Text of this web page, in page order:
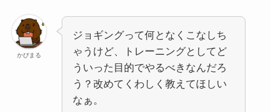
かぴまる
ジョギングって何となくこなしち
ゃうけど、トレーニングとしてど
ういった目的でやるべきなんだろ
う？改めてくわしく教えてほしい
なぁ。